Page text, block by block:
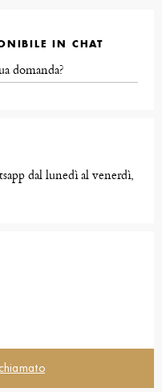
IN CHAT
domanda?
dal lunedì al venerdì,